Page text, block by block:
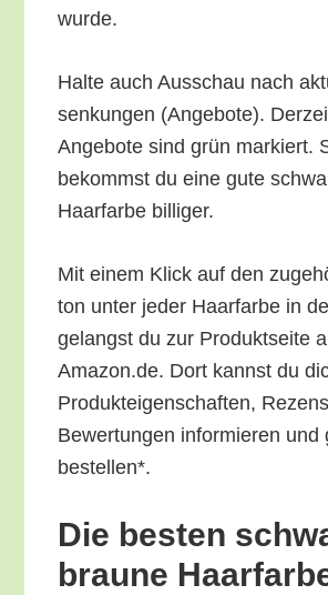
wurde.
Hal­te auch Aus­schau nach
sen­kun­gen (Ange­bo­te).
Ange­bo­te sind grün mar­kiert.
bekommst du eine gute
Haar­far­be billiger.
Mit einem Klick auf den
ton unter jeder Haar­far­be in
gelangst du zur Pro­dukt­sei­te
Amazon.de. Dort kannst du
Pro­duk­tei­gen­schaf­ten,
Bewer­tun­gen infor­mie­ren und
bestellen*.
Die bes­ten
brau­ne